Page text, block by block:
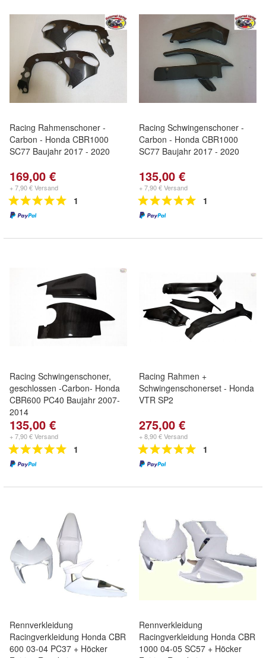
Racing Rahmenschoner -
Carbon - Honda CBR1000
SC77 Baujahr 2017 - 2020
169,00 €
+ 7,90 € Versand
1
Racing Schwingenschoner -
Carbon - Honda CBR1000
SC77 Baujahr 2017 - 2020
135,00 €
+ 7,90 € Versand
1
Racing Schwingenschoner,
geschlossen -Carbon- Honda
CBR600 PC40 Baujahr 2007-
2014
135,00 €
+ 7,90 € Versand
1
Racing Rahmen +
Schwingenschonerset - Honda
VTR SP2
275,00 €
+ 8,90 € Versand
1
Rennverkleidung
Racingverkleidung Honda CBR
600 03-04 PC37 + Höcker
Rennverkleidung
Racingverkleidung Honda CBR
1000 04-05 SC57 + Höcker